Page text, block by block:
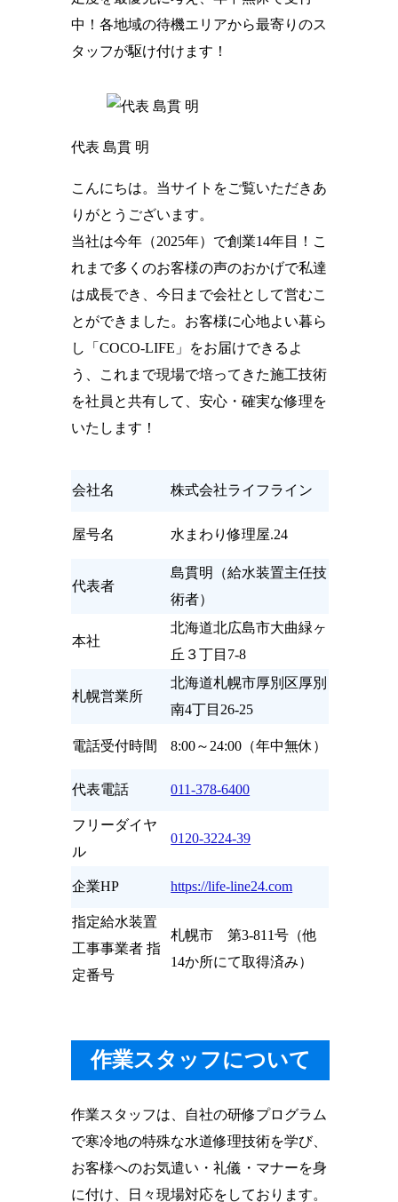
中！各地域の待機エリアから最寄りのス
タッフが駆け付けます！
代表 島貫 明
こんにちは。当サイトをご覧いただきあ
りがとうございます。
当社は今年（2025年）で創業14年目！こ
れまで多くのお客様の声のおかげで私達
は成長でき、今日まで会社として営むこ
とができました。お客様に心地よい暮ら
し「COCO-LIFE」をお届けできるよ
う、これまで現場で培ってきた施工技術
を社員と共有して、安心・確実な修理を
いたします！
会社名 株式会社ライフライン
屋号名 水まわり修理屋.24
代表者
島貫明（給水装置主任技
術者）
本社
北海道北広島市大曲緑ヶ
丘３丁目7-8
札幌営業所
北海道札幌市厚別区厚別
南4丁目26-25
電話受付時間 8:00～24:00（年中無休）
代表電話 011-378-6400
フリーダイヤ
ル
0120-3224-39
企業HP https://life-line24.com
指定給水装置
工事事業者 指
定番号
札幌市 第3-811号（他
14か所にて取得済み）
作業スタッフについて
作業スタッフは、自社の研修プログラム
で寒冷地の特殊な水道修理技術を学び、
お客様へのお気遣い・礼儀・マナーを身
に付け、日々現場対応をしております。